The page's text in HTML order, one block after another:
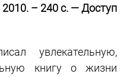
– 240 с. — Доступ
увлекательную,
книгу о жизни